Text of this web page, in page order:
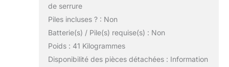
de serrure
Piles incluses ? : Non
Batterie(s) / Pile(s) requise(s) : Non
Poids : 41 Kilogrammes
Disponibilité des pièces détachées : Information